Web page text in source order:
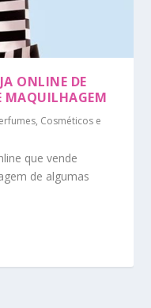
ONLINE DE
MAQUILHAGEM
Cosméticos e
que vende
de algumas